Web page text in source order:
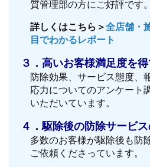
質管理部の方にご好評です。
詳しくはこちら＞全店舗・
目でわかるレポート
３．高いお客様満足度を
防除効果、サービス態度、
応力についてのアンケート
いただいています。
４．駆除後の防除サービ
多数のお客様が駆除後も防
ご依頼くださっています。